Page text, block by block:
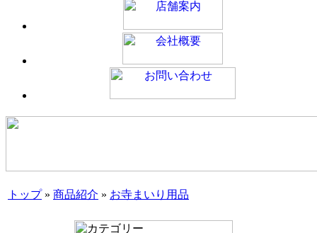
トップ» 商品紹介 » お寺まいり用品